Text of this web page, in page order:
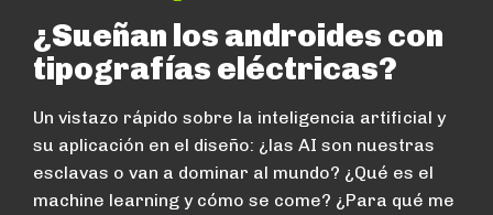
¿Sueñan los androides con
tipografías eléctricas?
Un vistazo rápido sobre la inteligencia artificial y
su aplicación en el diseño: ¿las AI son nuestras
esclavas o van a dominar al mundo? ¿Qué es el
machine learning y cómo se come? ¿Para qué me